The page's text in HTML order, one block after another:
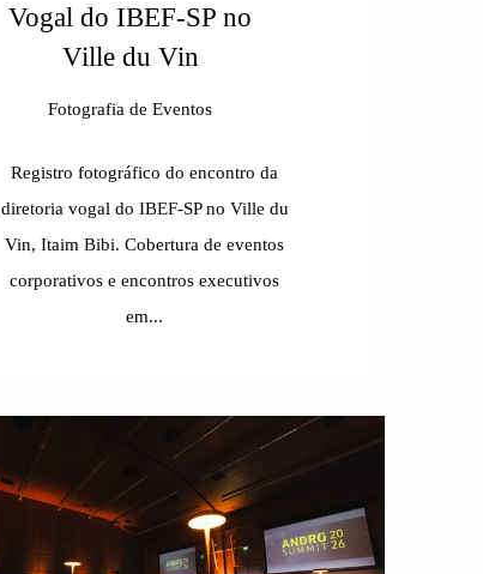
Vogal do IBEF-SP no
Ville du Vin
Fotografia de Eventos
Registro fotográfico do encontro da
diretoria vogal do IBEF-SP no Ville du
Vin, Itaim Bibi. Cobertura de eventos
corporativos e encontros executivos
em...